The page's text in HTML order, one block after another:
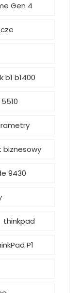
Gen 4
b1400
biznesowy
9430
thinkpad
P1